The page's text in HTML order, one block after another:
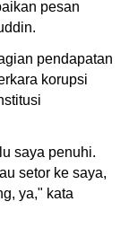
pesan
pendapatan
korupsi
saya penuhi.
setor ke saya,
ya," kata